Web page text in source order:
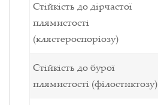
Стійкість до дірчастої
плямистості
(клястероспоріозу)
Стійкість до бурої
плямистості (філостиктозу)